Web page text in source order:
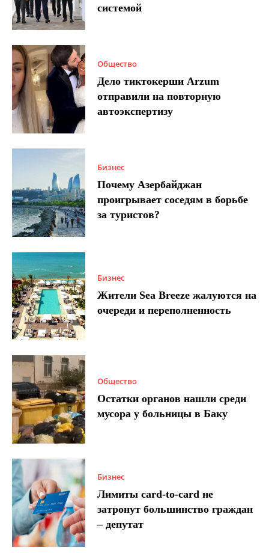
системой
Общество
Дело тиктокерши Arzum
отправили на повторную
автоэкспертизу
Бизнес
Почему Азербайджан
проигрывает соседям в борьбе
за туристов?
Бизнес
Жители Sea Breeze жалуются на
очереди и переполненность
Общество
Остатки органов нашли среди
мусора у больницы в Баку
Бизнес
Лимиты card-to-card не
затронут большинство граждан
– депутат